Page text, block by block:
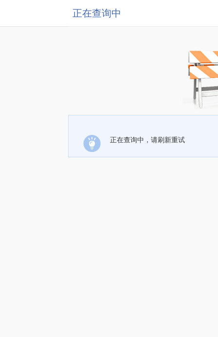
正在查询中
正在查询中，请刷新重试